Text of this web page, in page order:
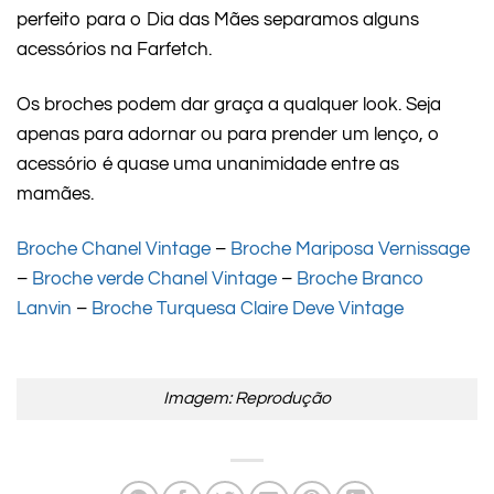
perfeito para o Dia das Mães separamos alguns
acessórios na Farfetch.
Os broches podem dar graça a qualquer look. Seja
apenas para adornar ou para prender um lenço, o
acessório é quase uma unanimidade entre as
mamães.
Broche Chanel Vintage – Broche Mariposa Vernissage
– Broche verde Chanel Vintage – Broche Branco
Lanvin – Broche Turquesa Claire Deve Vintage
Imagem: Reprodução